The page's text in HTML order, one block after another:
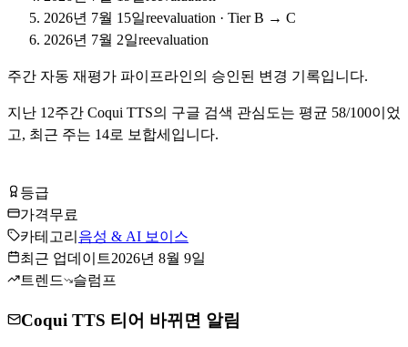
2026년 7월 15일reevaluation · Tier B → C
2026년 7월 2일reevaluation
주간 자동 재평가 파이프라인의 승인된 변경 기록입니다.
지난 12주간 Coqui TTS의 구글 검색 관심도는 평균 58/100이었
고, 최근 주는 14로 보합세입니다.
등급
가격무료
카테고리 음성 & AI 보이스
최근 업데이트2026년 8월 9일
트렌드
슬럼프
Coqui TTS 티어 바뀌면 알림